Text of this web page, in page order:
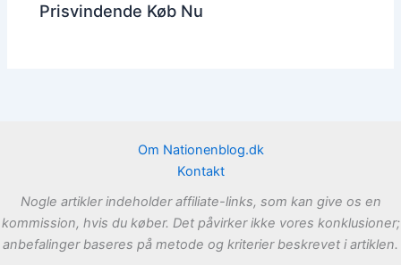
Prisvindende Køb Nu
Om Nationenblog.dk
Kontakt
Nogle artikler indeholder affiliate-links, som kan give os en
kommission, hvis du køber. Det påvirker ikke vores konklusioner;
anbefalinger baseres på metode og kriterier beskrevet i artiklen.